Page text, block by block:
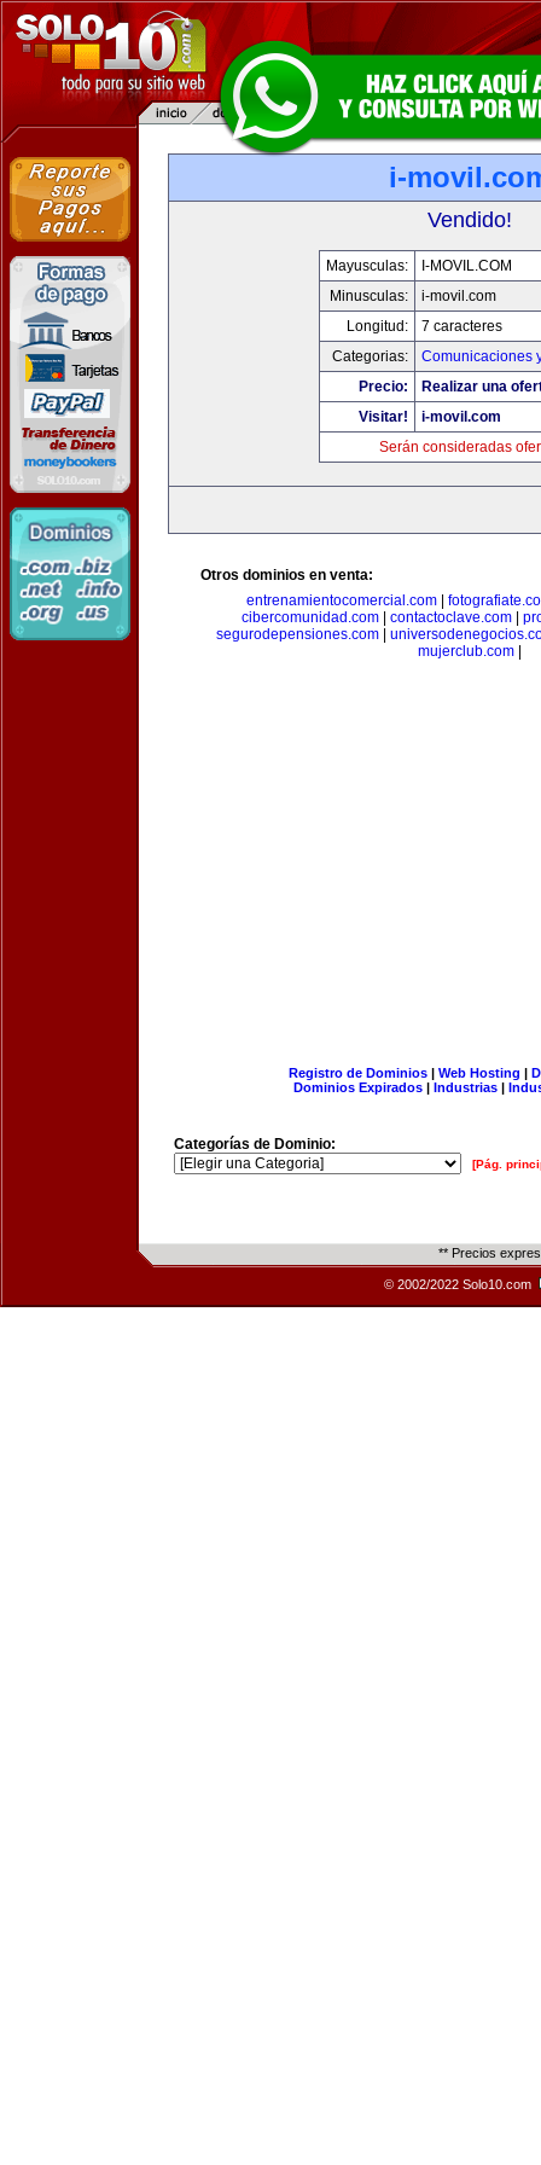
i-
Vendido!
Mayusculas:
I-MOVIL.COM
Minusculas:
i-movil.com
Longitud:
7 caracteres
Categorias:
Comunicaciones
Precio:
Realizar una
Visitar!
i-movil.com
Serán consideradas
Otros dominios en venta:
entrenamientocomercial.com
cibercomunidad.com
contactoclave.com
segurodepensiones.com
mujerclub.com
Registro de Dominios| Web Hosting |
Dominios Expirados | Industrias |
Categorías de Dominio:
[Pág.
** Precios
© 2002/2022 Solo10.com